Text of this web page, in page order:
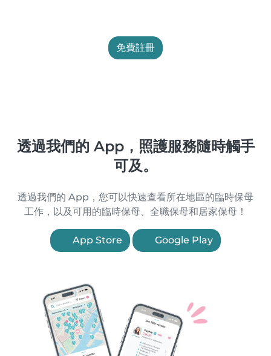
免費註冊
透過我們的 App，照護服務隨時觸手
可及。
透過我們的 App，您可以快速查看所在地區的臨時保母
工作，以及可用的臨時保母、全職保母和居家保母！
App Store Google Play